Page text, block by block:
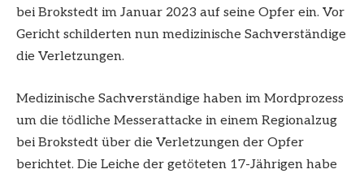
bei Brokstedt im Januar 2023 auf seine Opfer ein. Vor
Gericht schilderten nun medizinische Sachverständige
die Verletzungen.
Medizinische Sachverständige haben im Mordprozess
um die tödliche Messerattacke in einem Regionalzug
bei Brokstedt über die Verletzungen der Opfer
berichtet. Die Leiche der getöteten 17-Jährigen habe